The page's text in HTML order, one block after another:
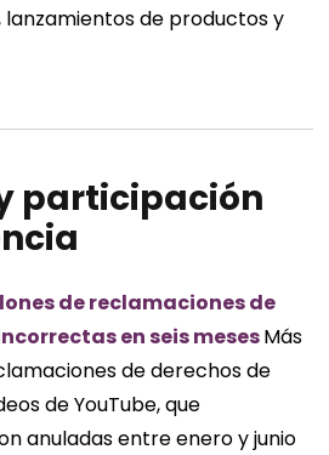
lanzamientos de productos y
participación
de reclamaciones de
en seis mesesMás
de derechos de
de YouTube, que
anuladas entre enero y junio